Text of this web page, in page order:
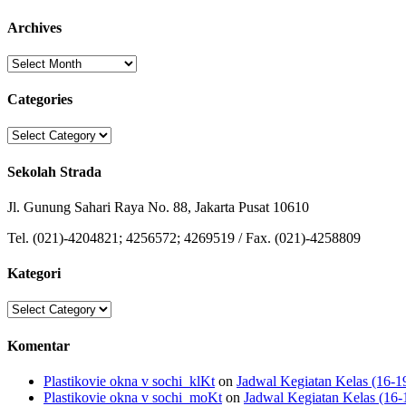
Archives
Archives
Categories
Categories
Sekolah Strada
Jl. Gunung Sahari Raya No. 88, Jakarta Pusat 10610
Tel. (021)-4204821; 4256572; 4269519 / Fax. (021)-4258809
Kategori
Kategori
Komentar
Plastikovie okna v sochi_klKt on Jadwal Kegiatan Kelas (16-
Plastikovie okna v sochi_moKt on Jadwal Kegiatan Kelas